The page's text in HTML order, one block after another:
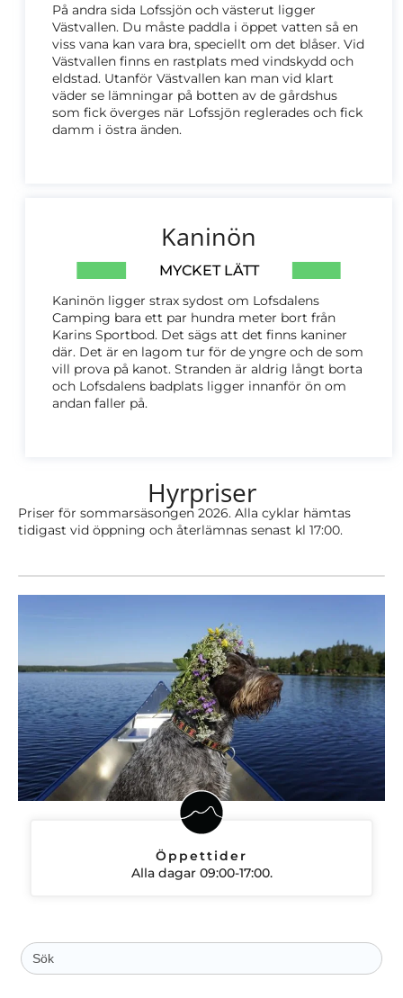
På andra sida Lofssjön och västerut ligger
Västvallen. Du måste paddla i öppet vatten så en
viss vana kan vara bra, speciellt om det blåser. Vid
Västvallen finns en rastplats med vindskydd och
eldstad. Utanför Västvallen kan man vid klart
väder se lämningar på botten av de gårdshus
som fick överges när Lofssjön reglerades och fick
damm i östra änden.
Kaninön
MYCKET LÄTT
Kaninön ligger strax sydost om Lofsdalens
Camping bara ett par hundra meter bort från
Karins Sportbod. Det sägs att det finns kaniner
där. Det är en lagom tur för de yngre och de som
vill prova på kanot. Stranden är aldrig långt borta
och Lofsdalens badplats ligger innanför ön om
andan faller på.
Hyrpriser
Priser för sommarsäsongen 2026. Alla cyklar hämtas
tidigast vid öppning och återlämnas senast kl 17:00.
Öppettider
Alla dagar 09:00-17:00.
Sök
efter: